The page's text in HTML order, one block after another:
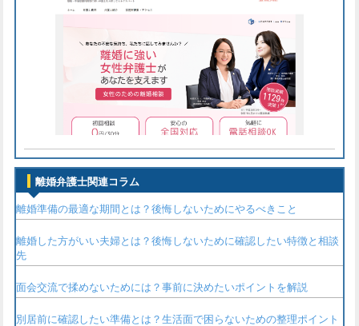
離婚弁護士関連コラム
離婚準備の最適な期間とは？後悔しないためにやるべきこと
離婚した方がいい夫婦とは？後悔しないために確認したい特徴と相談
先
面会交流で揉めないためには？事前に決めたいポイントを解説
別居前に確認したい準備とは？生活面で困らないための整理ポイント